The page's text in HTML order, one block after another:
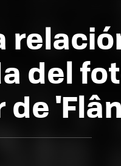
del
de